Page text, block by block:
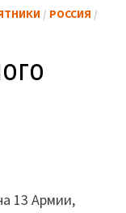
/ РОССИЯ /
13 Армии,